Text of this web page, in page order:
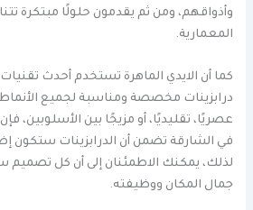
وأذواقهم، ومن ثم يقدمون حلولًا مبتكرة
المعمارية.
كما أن الايدي الماهرة تستخدم أحدث
درابزينات مخصصة ومناسبة لجميع
عصريًا، تقليديًا، أو مزيجًا بين الأسلوبين،
في الشارقة تضمن أن الدرابزينات ستكون
لذلك، يمكنك الاطمئنان إلى أن كل تصميم
جمال المكان ووظيفته.